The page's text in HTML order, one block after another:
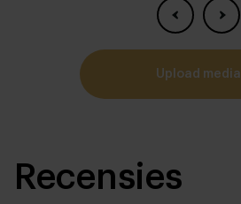
upload media
Recensies